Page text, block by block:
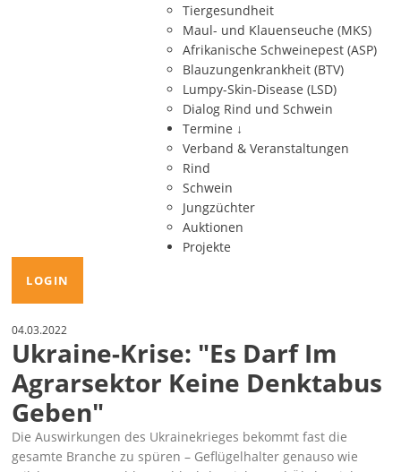
Tiergesundheit
Maul- und Klauenseuche (MKS)
Afrikanische Schweinepest (ASP)
Blauzungenkrankheit (BTV)
Lumpy-Skin-Disease (LSD)
Dialog Rind und Schwein
Termine ↓
Verband & Veranstaltungen
Rind
Schwein
Jungzüchter
Auktionen
Projekte
LOGIN
04.03.2022
Ukraine-Krise:
Es Darf Im
Agrarsektor Keine Denktabus
Geben
Die Auswirkungen des Ukrainekrieges bekommt fast die
gesamte Branche zu spüren – Geflügelhalter genauso wie